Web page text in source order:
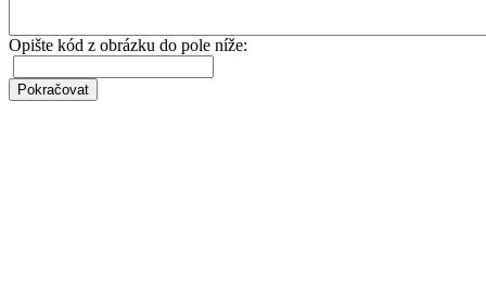
Opište kód z obrázku do pole níže: